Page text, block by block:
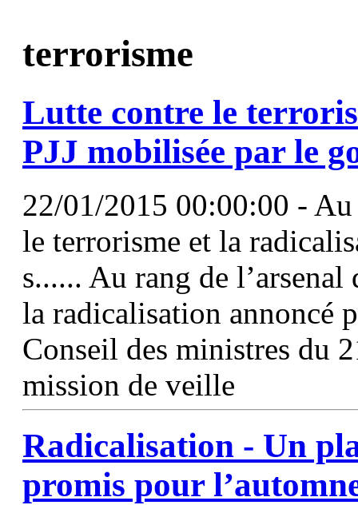
terrorisme
Lutte contre le
PJJ mobilisée par le
22/01/2015 00:00:00 - Au
le terrorisme et la
s...... Au rang de
la radicalisation annoncé
Conseil des ministres du
mission de veille
Radicalisation - Un
promis pour